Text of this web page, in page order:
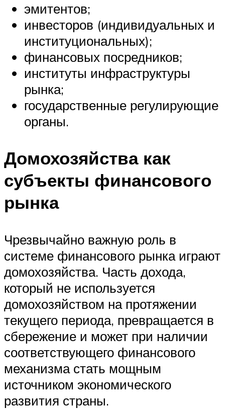
эмитентов;
инвесторов (индивидуальных и
институциональных);
финансовых посредников;
институты инфраструктуры
рынка;
государственные регулирующие
органы.
Домохозяйства как
субъекты финансового
рынка
Чрезвычайно важную роль в
системе финансового рынка играют
домохозяйства. Часть дохода,
который не используется
домохозяйством на протяжении
текущего периода, превращается в
сбережение и может при наличии
соответствующего финансового
механизма стать мощным
источником экономического
развития страны.